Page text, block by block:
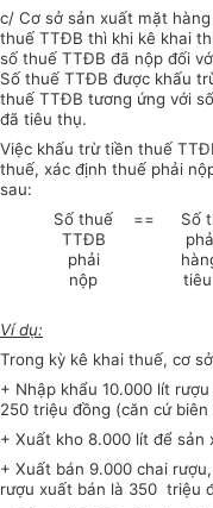
c/ Cơ sở sản xuất mặt
thuế TTĐB thì khi kê khai
số thuế TTĐB đã nộp đối
Số thuế TTĐB được khấu
thuế TTĐB tương ứng với
đã tiêu thụ.
Việc khấu trừ tiền thuế
thuế, xác định thuế phải
sau:
Số thuế
TTĐB
phải
nộp
==
Số
Ví dụ:
Trong kỳ kê khai thuế, cơ
+ Nhập khẩu 10.000 lít
250 triệu đồng (căn cứ
+ Xuất kho 8.000 lít để sản
+ Xuất bán 9.000 chai
rượu xuất bán là 350 triệu